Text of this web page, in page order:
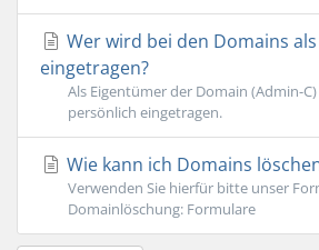
Wer wird bei den Domains
eingetragen?
Als Eigentümer der Domain (Admin-
persönlich eingetragen.
Wie kann ich Domains
Verwenden Sie hierfür bitte unser
Domainlöschung: Formulare